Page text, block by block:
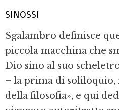
SINOSSI
Sgalambro definisce
piccola macchina che
Dio sino al suo
– la prima di soliloquio,
della filosofia», e qui